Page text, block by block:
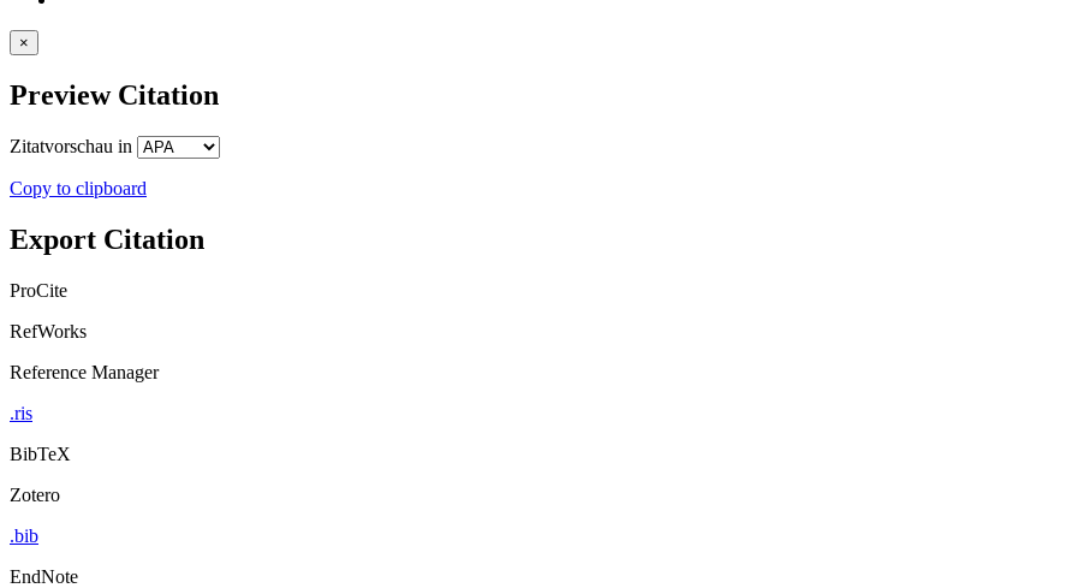
×
Preview Citation
Zitatvorschau in
Copy to clipboard
Export Citation
ProCite
RefWorks
Reference Manager
.ris
BibTeX
Zotero
.bib
EndNote